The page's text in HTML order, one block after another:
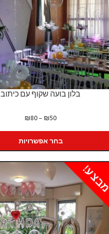
בלון בועה שקוף עם כיתוב
₪50
–
₪80
טווח
עד
⁦₪80⁩
בחר אפשרויות
מבצע!